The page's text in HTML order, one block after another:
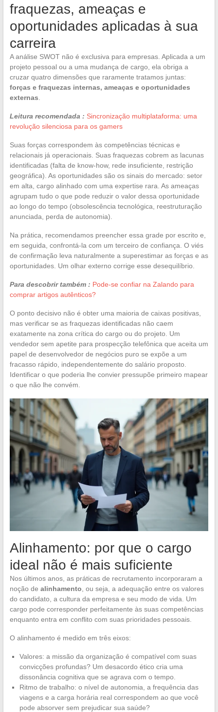
fraquezas, ameaças e
oportunidades aplicadas à sua
carreira
A análise SWOT não é exclusiva para empresas. Aplicada a um
projeto pessoal ou a uma mudança de cargo, ela obriga a
cruzar quatro dimensões que raramente tratamos juntas:
forças e fraquezas internas, ameaças e oportunidades
externas
Leitura recomendada : Sincronização multiplataforma: uma
revolução silenciosa para os gamers
Suas forças correspondem às competências técnicas e
relacionais já operacionais. Suas fraquezas cobrem as lacunas
identificadas (falta de know-how, rede insuficiente, restrição
geográfica). As oportunidades são os sinais do mercado: setor
em alta, cargo alinhado com uma expertise rara. As ameaças
agrupam tudo o que pode reduzir o valor dessa oportunidade
ao longo do tempo (obsolescência tecnológica, reestruturação
anunciada, perda de autonomia).
Na prática, recomendamos preencher essa grade por escrito e,
em seguida, confrontá-la com um terceiro de confiança. O viés
de confirmação leva naturalmente a superestimar as forças e as
oportunidades. Um olhar externo corrige esse desequilíbrio.
Para descobrir também : Pode-se confiar na Zalando para
comprar artigos autênticos?
O ponto decisivo não é obter uma maioria de caixas positivas,
mas verificar se as fraquezas identificadas não caem
exatamente na zona crítica do cargo ou do projeto. Um
vendedor sem apetite para prospecção telefônica que aceita um
papel de desenvolvedor de negócios puro se expõe a um
fracasso rápido, independentemente do salário proposto.
Identificar o que poderia lhe convier pressupõe primeiro mapear
o que não lhe convém.
Alinhamento: por que o cargo
ideal não é mais suficiente
Nos últimos anos, as práticas de recrutamento incorporaram a
noção de alinhamento, ou seja, a adequação entre os valores
do candidato, a cultura da empresa e seu modo de vida. Um
cargo pode corresponder perfeitamente às suas competências
enquanto entra em conflito com suas prioridades pessoais.
O alinhamento é medido em três eixos:
Valores: a missão da organização é compatível com suas
convicções profundas? Um desacordo ético cria uma
dissonância cognitiva que se agrava com o tempo.
Ritmo de trabalho: o nível de autonomia, a frequência das
viagens e a carga horária real correspondem ao que você
pode absorver sem prejudicar sua saúde?